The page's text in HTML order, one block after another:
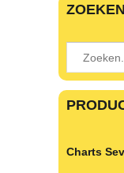
Charts